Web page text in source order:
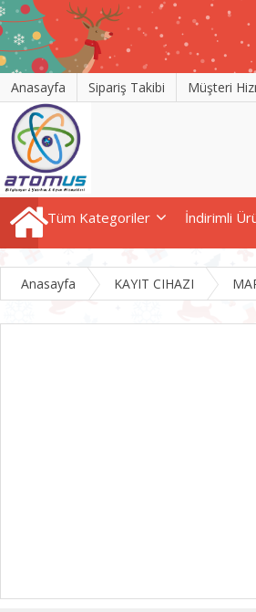
Anasayfa Sipariş Takibi Müşteri
Tüm Kategoriler İndirimli
Anasayfa KAYIT CIHAZI